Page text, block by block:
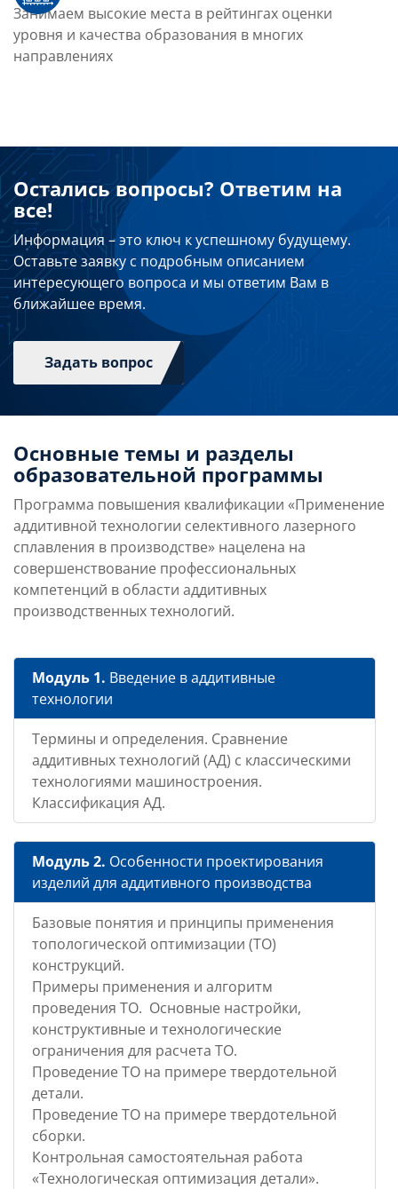
Занимаем высокие места в рейтингах оценки
уровня и качества образования в многих
направлениях
Остались вопросы? Ответим на
все!
Информация – это ключ к успешному будущему.
Оставьте заявку с подробным описанием
интересующего вопроса и мы ответим Вам в
ближайшее время.
Задать вопрос
Основные темы и разделы
образовательной программы
Программа повышения квалификации «Применение
аддитивной технологии селективного лазерного
сплавления в производстве» нацелена на
совершенствование профессиональных
компетенций в области аддитивных
производственных технологий.
Модуль 1. Введение в аддитивные
технологии
Термины и определения. Сравнение
аддитивных технологий (АД) с классическими
технологиями машиностроения.
Классификация АД.
Модуль 2. Особенности проектирования
изделий для аддитивного производства
Базовые понятия и принципы применения
топологической оптимизации (ТО)
конструкций.
Примеры применения и алгоритм
проведения ТО. Основные настройки,
конструктивные и технологические
ограничения для расчета ТО.
Проведение ТО на примере твердотельной
детали.
Проведение ТО на примере твердотельной
сборки.
Контрольная самостоятельная работа
«Технологическая оптимизация детали».